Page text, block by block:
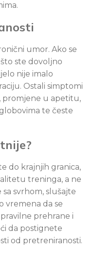
umor. Ako se
ste dovoljno
nije imalo
Ostali simptomi
promjene u apetitu,
te česte
do krajnjih granica,
treninga, a ne
svrhom, slušajte
vremena da se
prehrane i
da postignete
od pretreniranosti.